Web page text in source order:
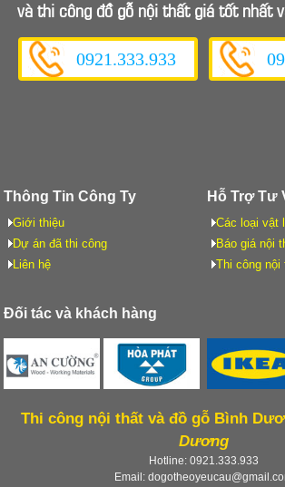
và thi công đồ gỗ nội thất giá tốt nhất
0921.333.933
Thông Tin Công Ty
Giới thiệu
Dự án đã thi công
Liên hệ
Hỗ Trợ Tư
Các loại vật
Báo giá nội
Thi công nội
Đối tác và khách hàng
Thi công nội thất và đồ gỗ Bình
Dương
Hotline: 0921.333.933
Email: